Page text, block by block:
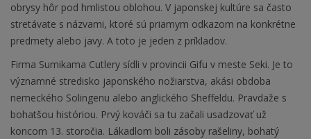
obrysy hôr pod hmlistou oblohou. V japonskej kultúre sa často
stretávate s názvami, ktoré sú priamym odkazom na konkrétne
predmety alebo javy. A toto je jeden z príkladov.
Firma Sumikama Cutlery sídli v provincii Gifu v meste Seki. Je to
významné stredisko japonského nožiarstva, akási obdoba
nemeckého Solingenu alebo anglického Sheffeldu. Pravdaže s
bohatšou históriou. Prvý kováči sa tu začali usadzovať už
koncom 13. storočia. Lákadlom boli zásoby rašeliny, bohatý